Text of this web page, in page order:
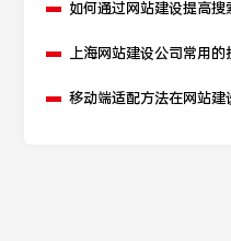
如何通过网站建设提高搜
上海网站建设公司常用的
移动端适配方法在网站建